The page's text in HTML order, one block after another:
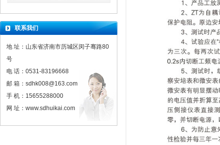
联系我们
地 址：山东省济南市历城区闵子骞路80
号
电 话：0531-83196668
邮 箱：sdhk008@163.com
手 机：15655288000
网 址：www.sdhuikai.com